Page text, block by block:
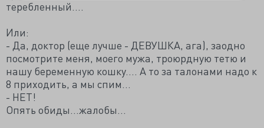
теребленный....
Или:
- Да, доктор (еще лучше - ДЕВУШКА, ага), заодно
посмотрите меня, моего мужа, троюрдную тетю и
нашу беременную кошку.... А то за талонами надо к
8 приходить, а мы спим...
- НЕТ!
Опять обиды...жалобы...